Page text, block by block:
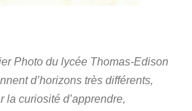
Photo du lycée Thomas-Edison
d’horizons très différents,
la curiosité d’apprendre,